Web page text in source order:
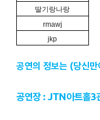
딸기랑나랑
rmawj
jkp
공연의 정보는 (당신
공연장 : JTN아트홀3